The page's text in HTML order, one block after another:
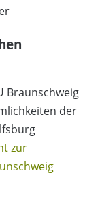
Braunschweig
der
zur